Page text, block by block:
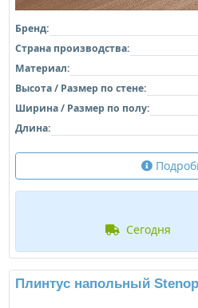
Бренд:
Страна производства:
Материал:
Высота / Размер по стене:
Ширина / Размер по полу:
Длина:
сегодня
Плинтус напольный